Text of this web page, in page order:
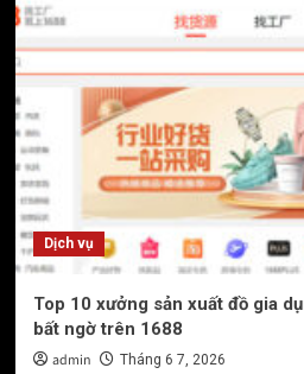
Dịch vụ
Top 10 xưởng sản xuất đồ gia
bất ngờ trên 1688
admin Tháng 6 7, 2026